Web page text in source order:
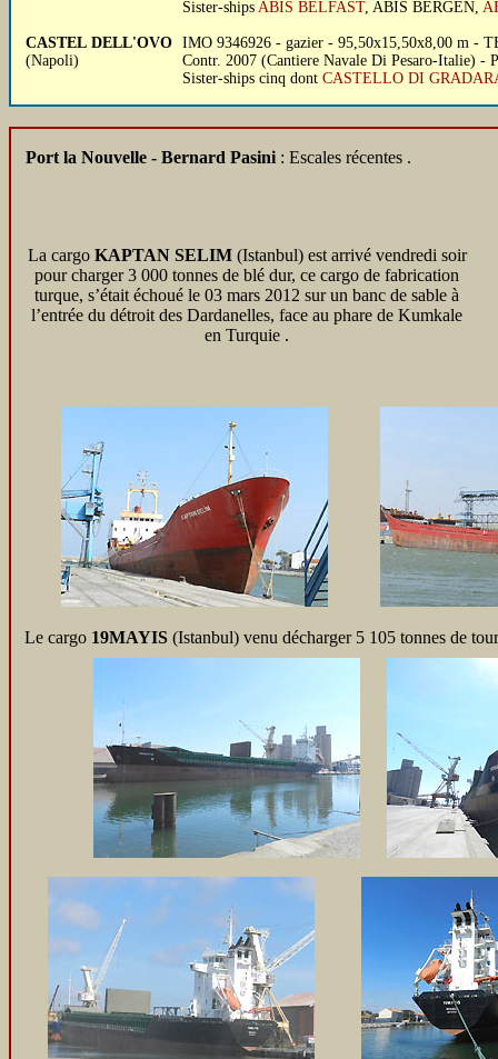
Sister-ships ABIS BELFAST, ABIS BERGEN,
CASTEL DELL'OVO
(Napoli)
IMO 9346926 - gazier - 95,50x15,50x8,00 m -
Contr. 2007 (Cantiere Navale Di Pesaro-Italie)
Sister-ships cinq dont CASTELLO DI
Port la Nouvelle - Bernard Pasini : Escales récentes .
La cargo KAPTAN SELIM(Istanbul) est arrivé vendredi soir
pour charger 3 000 tonnes de blé dur, ce cargo de fabrication
turque, s’était échoué le 03 mars 2012 sur un banc de sable à
l’entrée du détroit des Dardanelles, face au phare de Kumkale
en Turquie .
Le cargo 19MAYIS (Istanbul) venu décharger 5 105 tonnes de